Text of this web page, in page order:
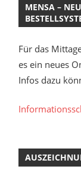
MENSA –
Für das
es ein neues
Infos dazu